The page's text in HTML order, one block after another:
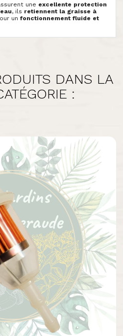
une excellente protection
, ils retiennent la graisse à
un fonctionnement fluide et
DANS LA
: